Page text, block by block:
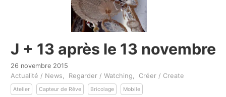
J + 13 après le 13 novembre
26 novembre 2015
Actualité / News Regarder / Watching Créer / Create
Atelier Capteur de Rêve Bricolage Mobile